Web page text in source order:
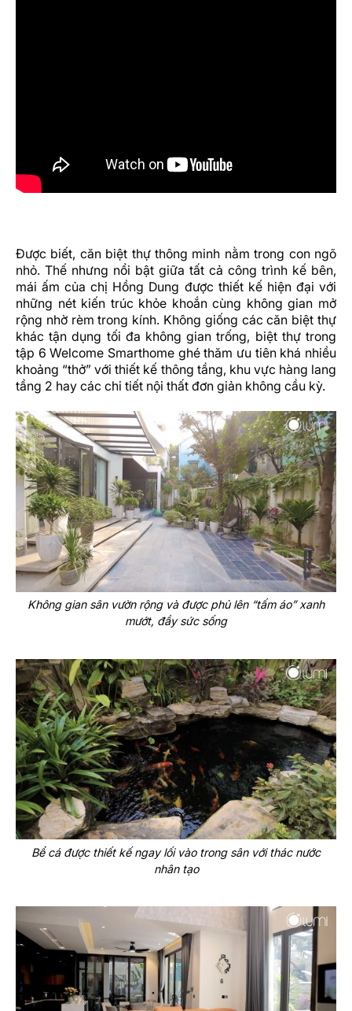
Được biết, căn biệt thự thông minh nằm trong con ngõ
nhỏ. Thế nhưng nổi bật giữa tất cả công trình kế bên,
mái ấm của chị Hồng Dung được thiết kế hiện đại với
những nét kiến trúc khỏe khoắn cùng không gian mở
rộng nhờ rèm trong kính. Không giống các căn biệt thự
khác tận dụng tối đa không gian trống, biệt thự trong
tập 6 Welcome Smarthome ghé thăm ưu tiên khá nhiều
khoảng “thở” với thiết kế thông tầng, khu vực hàng lang
tầng 2 hay các chi tiết nội thất đơn giản không cầu kỳ.
Không gian sân vườn rộng và được phủ lên “tấm áo” xanh
mướt, đầy sức sống
Bể cá được thiết kế ngay lối vào trong sân với thác nước
nhân tạo